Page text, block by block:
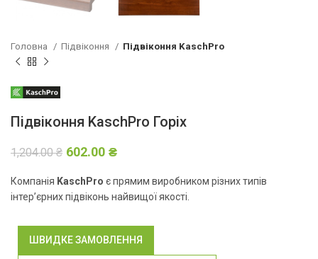
Головна Підвіконня Підвіконня KaschPro
Підвіконня KaschPro Горіх
1,204.00₴ 602.00 ₴
Компанія KaschPro є прямим виробником різних типів
інтер’єрних підвіконь найвищої якості.
ШВИДКЕ ЗАМОВЛЕННЯ